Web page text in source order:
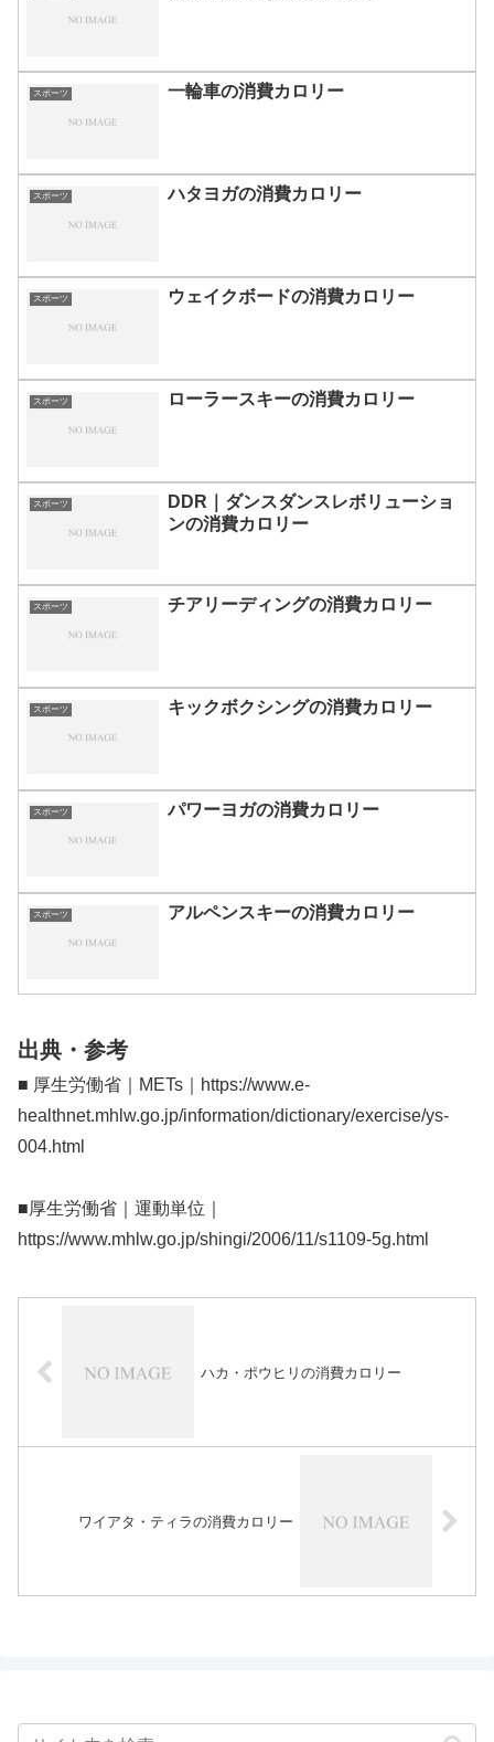
スポーツ 一輪車の消費カロリー
スポーツ ハタヨガの消費カロリー
スポーツ ウェイクボードの消費カロリー
スポーツ ローラースキーの消費カロリー
スポーツ
DDR｜ダンスダンスレボリューショ
ンの消費カロリー
スポーツ チアリーディングの消費カロリー
スポーツ キックボクシングの消費カロリー
スポーツ パワーヨガの消費カロリー
スポーツ アルペンスキーの消費カロリー
出典・参考
■ 厚生労働省｜METs｜https://www.e-
healthnet.mhlw.go.jp/information/dictionary/exercise/ys-
004.html
■厚生労働省｜運動単位｜
https://www.mhlw.go.jp/shingi/2006/11/s1109-5g.html
ハカ・ポウヒリの消費カロリー
ワイアタ・ティラの消費カロリー